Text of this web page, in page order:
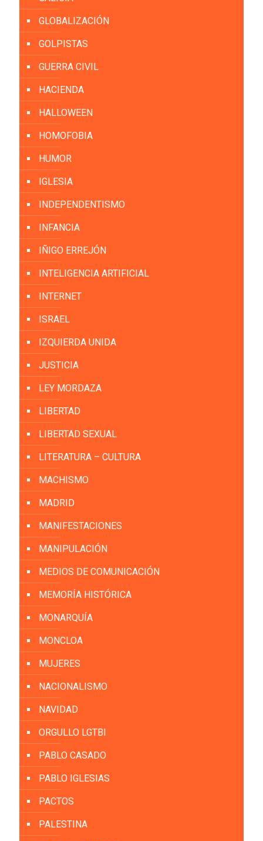
GLOBALIZACIÓN
GOLPISTAS
GUERRA CIVIL
HACIENDA
HALLOWEEN
HOMOFOBIA
HUMOR
IGLESIA
INDEPENDENTISMO
INFANCIA
IÑIGO ERREJÓN
INTELIGENCIA ARTIFICIAL
INTERNET
ISRAEL
IZQUIERDA UNIDA
JUSTICIA
LEY MORDAZA
LIBERTAD
LIBERTAD SEXUAL
LITERATURA – CULTURA
MACHISMO
MADRID
MANIFESTACIONES
MANIPULACIÓN
MEDIOS DE COMUNICACIÓN
MEMORÍA HISTÓRICA
MONARQUÍA
MONCLOA
MUJERES
NACIONALISMO
NAVIDAD
ORGULLO LGTBI
PABLO CASADO
PABLO IGLESIAS
PACTOS
PALESTINA